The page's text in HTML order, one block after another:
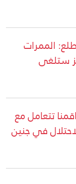
الممرات
ستلغى
تتعامل مع
في جنين